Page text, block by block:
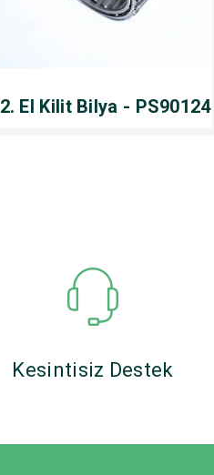
2. El Kilit Bilya - PS90124
Kesintisiz Destek